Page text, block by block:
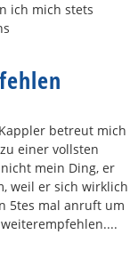
ich mich stets
betreut mich
einer vollsten
mein Ding, er
weil er sich wirklich
5tes mal anruft um